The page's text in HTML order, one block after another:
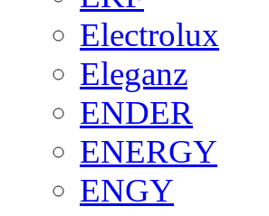
Electrolux
Eleganz
ENDER
ENERGY
ENGY